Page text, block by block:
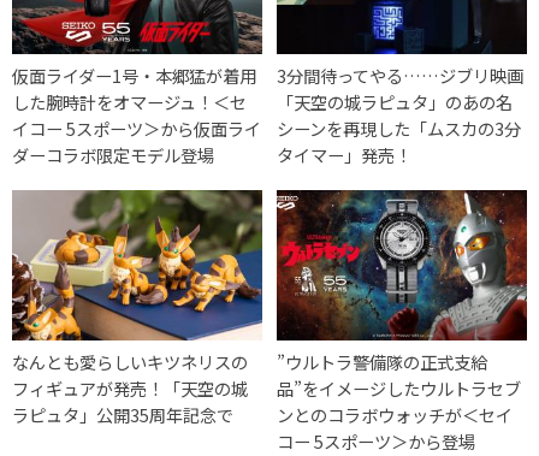
仮面ライダー1号・本郷猛が着用
した腕時計をオマージュ！＜セ
イコー 5スポーツ＞から仮面ライ
ダーコラボ限定モデル登場
3分間待ってやる……ジブリ映画
「天空の城ラピュタ」のあの名
シーンを再現した「ムスカの3分
タイマー」発売！
なんとも愛らしいキツネリスの
フィギュアが発売！「天空の城
ラピュタ」公開35周年記念で
”ウルトラ警備隊の正式支給
品”をイメージしたウルトラセブ
ンとのコラボウォッチが＜セイ
コー 5スポーツ＞から登場